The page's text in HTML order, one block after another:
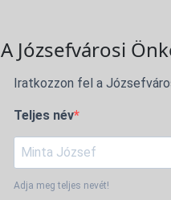
A Józsefvárosi
Iratkozzon fel a
Teljes név
Adja meg teljes nevét!